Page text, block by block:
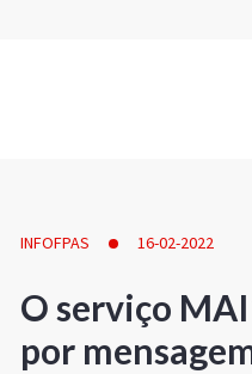
INFOFPAS 16-02-2022
O serviço
por